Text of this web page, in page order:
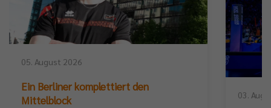
05. August 2026
Ein Berliner komplettiert den
Mittelblock
03.